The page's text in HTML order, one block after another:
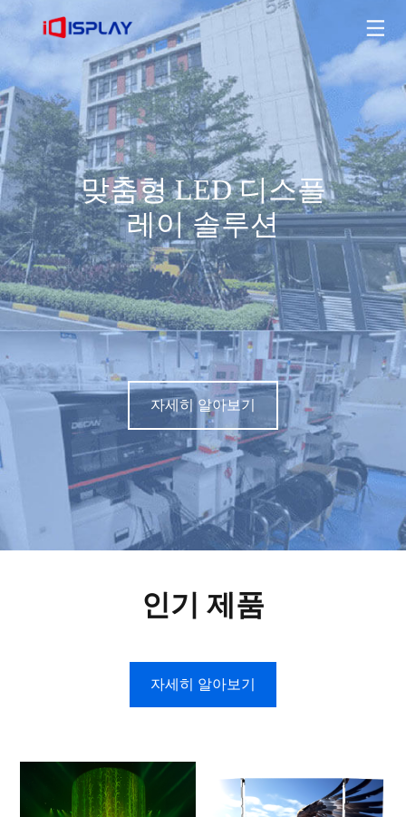
맞춤형 LED 디스플
레이 솔루션
자세히 알아보기
맞춤형 LED 디스플레이 솔루션
자세히 알아보기
인기 제품
자세히 알아보기